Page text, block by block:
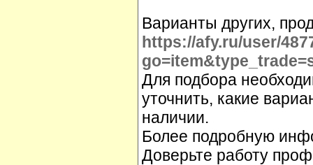
Варианты других,
https://afy.ru/user/
Для подбора
уточнить, какие
наличии.
Более подробную
Доверьте работу